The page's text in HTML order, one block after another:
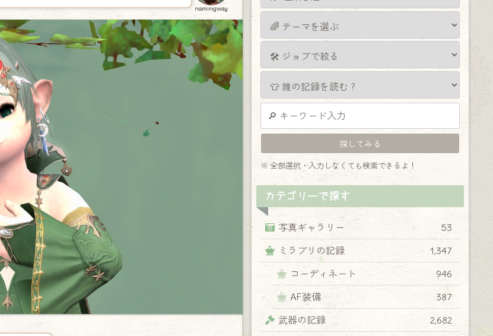
namingway
※ 全部選択・入力しなくても検索できるよ！
カテゴリーで探す
写真ギャラリー
53
ミラプリの記録
1,347
コーディネート
946
AF装備
387
武器の記録
2,682